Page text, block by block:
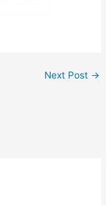
Next Post →